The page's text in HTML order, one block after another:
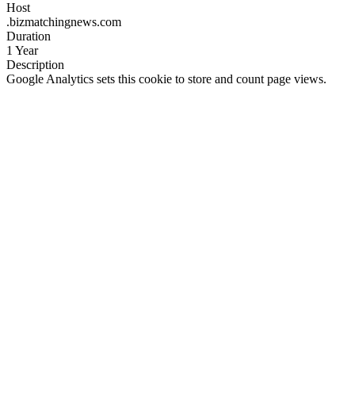
Host
.bizmatchingnews.com
Duration
1 Year
Description
Google Analytics sets this cookie to store and count page views.